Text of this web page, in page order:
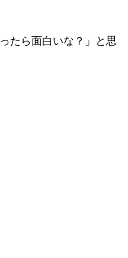
たら面白いな？」と思